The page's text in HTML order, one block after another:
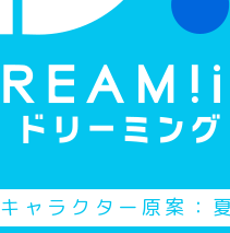
キャラクター原案：